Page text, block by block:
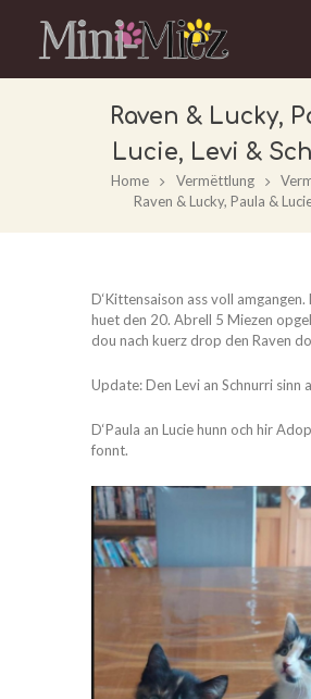
Raven & Lucky,
Lucie, Levi &
Home Vermëttlung
Raven & Lucky, Paula &
D‘Kittensaison ass voll amgangen.
huet den 20. Abrell 5 Miezen
dou nach kuerz drop den Raven
Update: Den Levi an Schnurri sinn
D‘Paula an Lucie hunn och hir
fonnt.